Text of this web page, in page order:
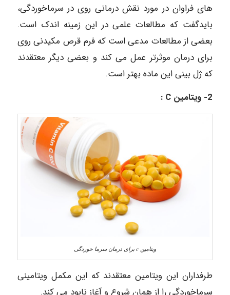
هاى فراوان در مورد نقش درمانى روى در سرماخوردگی،
بایدگفت که مطالعات علمى در این زمینه اندک است.
بعضى از مطالعات مدعى است که فرم قرص مکیدنى روى
براى درمان موثرتر عمل مى کند و بعضى دیگر معتقدند
که ژل بینى این ماده بهتر است.‌
‌2-‌ ‌ویتامین C ‌:
ویتامین c برای درمان سرما خوردگی
‌طرفداران این ویتامین معتقدند که این مکمل ویتامینى
سرماخوردگى را از همان شروع و آغاز نابود مى کند.